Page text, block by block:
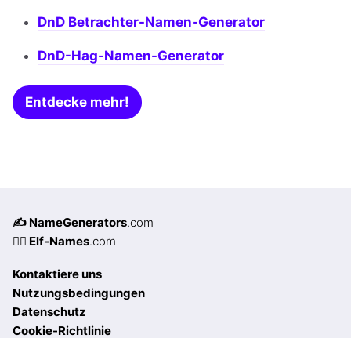
DnD Betrachter-Namen-Generator
DnD-Hag-Namen-Generator
Entdecke mehr!
✍️ NameGenerators.com
🧝‍♀️ Elf-Names.com
Kontaktiere uns
Nutzungsbedingungen
Datenschutz
Cookie-Richtlinie